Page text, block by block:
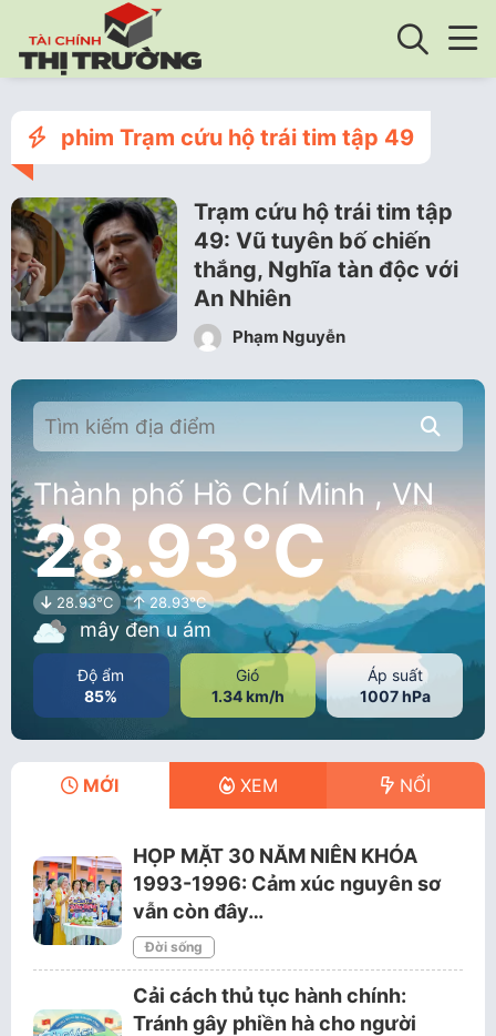
phim Trạm cứu hộ trái tim tập 49
Trạm cứu hộ trái tim tập
49: Vũ tuyên bố chiến
thắng, Nghĩa tàn độc với
An Nhiên
Phạm Nguyễn
Thành phố Hồ Chí Minh , VN
28.93°C
28.93°C 28.93°C
mây đen u ám
Độ ẩm
85%
Gió
1.34 km/h
Áp suất
1007 hPa
MỚI XEM NỔI
HỌP MẶT 30 NĂM NIÊN KHÓA
1993-1996: Cảm xúc nguyên sơ
vẫn còn đây…
Đời sống
Cải cách thủ tục hành chính:
Tránh gây phiền hà cho người